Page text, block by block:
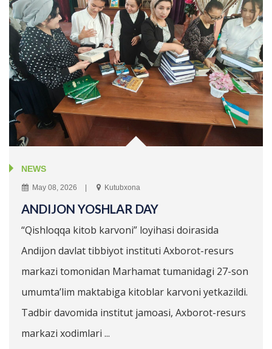
NEWS
May 08, 2026 Kutubxona
ANDIJON YOSHLAR DAY
“Qishloqqa kitob karvoni” loyihasi doirasida
Andijon davlat tibbiyot instituti Axborot-resurs
markazi tomonidan Marhamat tumanidagi 27-son
umumta’lim maktabiga kitoblar karvoni yetkazildi.
Tadbir davomida institut jamoasi, Axborot-resurs
markazi xodimlari ...